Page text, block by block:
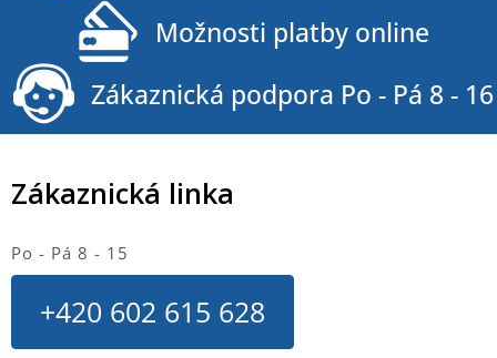
Zákaznická linka
Po - Pá 8 - 15
+420 602 615 628
Možnosti platby online
Zákaznická podpora Po - Pá 8 - 16